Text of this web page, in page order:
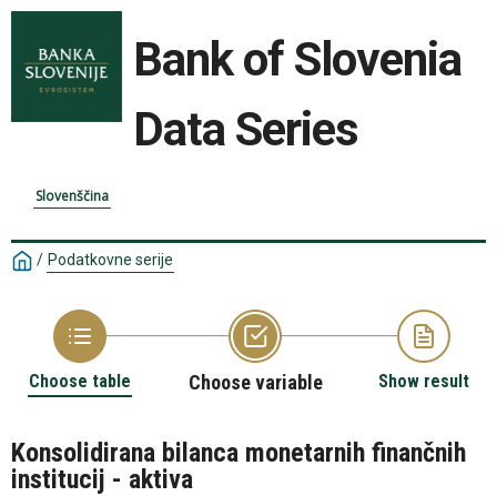
Bank of Slovenia
Data Series
Slovenščina
/ Podatkovne serije
Choose table Choose variable Show result
Konsolidirana bilanca monetarnih finančnih
institucij - aktiva